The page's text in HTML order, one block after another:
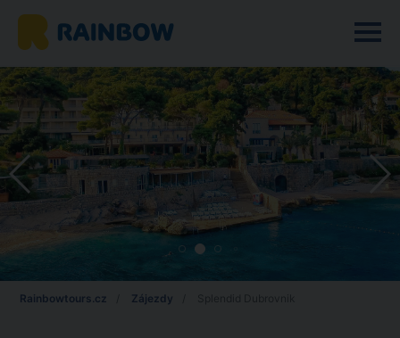
Rainbowtours.cz Zájezdy